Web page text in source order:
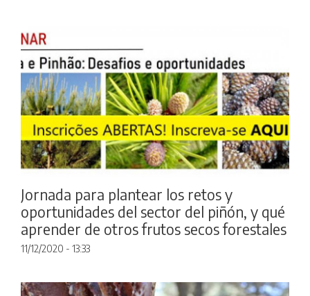
Jornada para plantear los retos y
oportunidades del sector del piñón, y qué
aprender de otros frutos secos forestales
11/12/2020 - 13:33